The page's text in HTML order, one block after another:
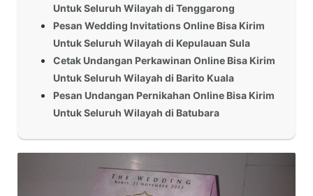
Untuk Seluruh Wilayah di Tenggarong
Pesan Wedding Invitations Online Bisa Kirim
Untuk Seluruh Wilayah di Kepulauan Sula
Cetak Undangan Perkawinan Online Bisa Kirim
Untuk Seluruh Wilayah di Barito Kuala
Pesan Undangan Pernikahan Online Bisa Kirim
Untuk Seluruh Wilayah di Batubara